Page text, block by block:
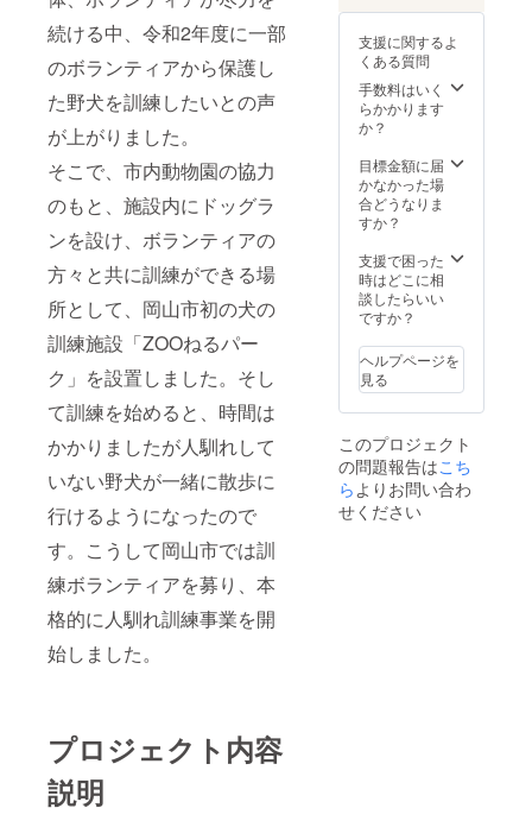
続ける中、令和2年度に一部
のボランティアから保護し
た野犬を訓練したいとの声
が上がりました。
そこで、市内動物園の協力
のもと、施設内にドッグラ
ンを設け、ボランティアの
方々と共に訓練ができる場
所として、岡山市初の犬の
訓練施設「ZOOねるパー
ク」を設置しました。そし
て訓練を始めると、時間は
かかりましたが人馴れして
いない野犬が一緒に散歩に
行けるようになったので
す。こうして岡山市では訓
練ボランティアを募り、本
格的に人馴れ訓練事業を開
始しました。
プロジェクト内容
説明
支援に関するよ
くある質問
手数料はいく
らかかります
か？
目標金額に届
かなかった場
合どうなりま
すか？
支援で困った
時はどこに相
談したらいい
ですか？
ヘルプページを
見る
このプロジェクト
の問題報告はこち
らよりお問い合わ
せください